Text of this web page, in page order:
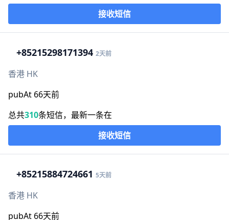
接收短信
+85215298171394 2天前
香港 HK
pubAt 66天前
总共310条短信，最新一条在
接收短信
+85215884724661 5天前
香港 HK
pubAt 66天前